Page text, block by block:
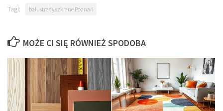
Tagi: balustrady szklane Poznań
MOŻE CI SIĘ RÓWNIEŻ SPODOBA